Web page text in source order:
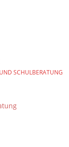
SCHULBERATUNG
Weinig)